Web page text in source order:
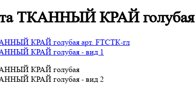
ТКАННЫЙ КРАЙ голубая